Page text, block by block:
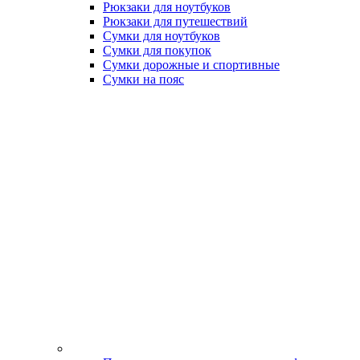
Рюкзаки для ноутбуков
Рюкзаки для путешествий
Сумки для ноутбуков
Сумки для покупок
Сумки дорожные и спортивные
Сумки на пояс